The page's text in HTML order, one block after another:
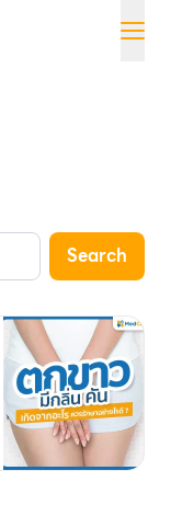
Search